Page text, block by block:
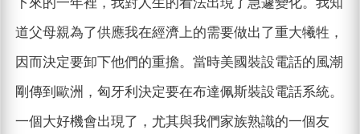
道父母親為了供應我在經濟上的需要做出了重大犧牲，
因而決定要卸下他們的重擔。當時美國裝設電話的風潮
剛傳到歐洲，匈牙利決定要在布達佩斯裝設電話系統。
一個大好機會出現了，尤其與我們家族熟識的一個友